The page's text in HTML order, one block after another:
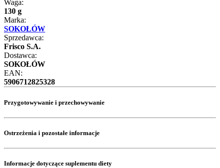
Waga:
130 g
Marka:
SOKOŁÓW
Sprzedawca:
Frisco S.A.
Dostawca:
SOKOŁÓW
EAN:
5906712825328
Przygotowywanie i przechowywanie
Ostrzeżenia i pozostałe informacje
Informacje dotyczące suplementu diety